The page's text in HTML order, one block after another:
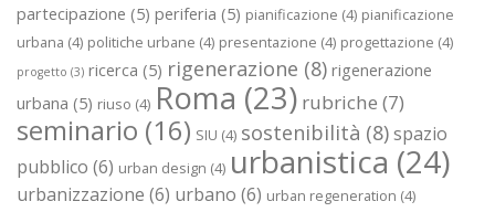
partecipazione (5) periferia (5) pianificazione (4) pianificazione
urbana (4) politiche urbane (4) presentazione (4) progettazione (4)
progetto (3) ricerca (5) rigenerazione (8) rigenerazione
urbana (5) riuso (4) Roma (23) rubriche (7)
seminario (16) SIU (4) sostenibilità (8)spazio
pubblico (6) urban design (4) urbanistica (24)
urbanizzazione (6) urbano (6) urban regeneration (4)